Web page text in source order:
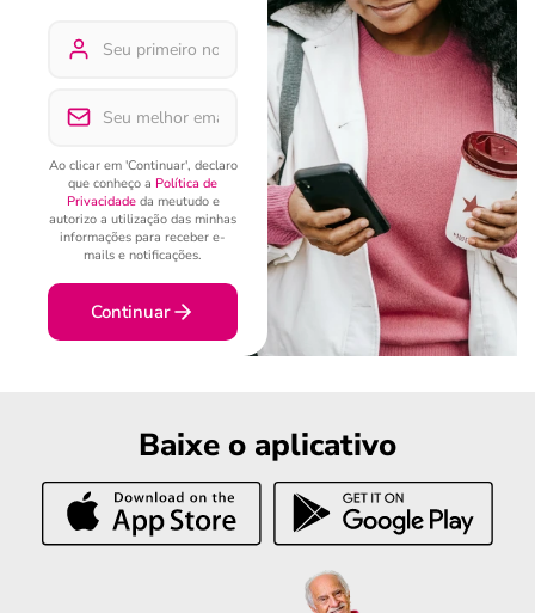
Ao clicar em 'Continuar', declaro
que conheço a Política de
Privacidadeda meutudo e
autorizo a utilização das minhas
informações para receber e-
mails e notificações.
Continuar
Baixe o aplicativo